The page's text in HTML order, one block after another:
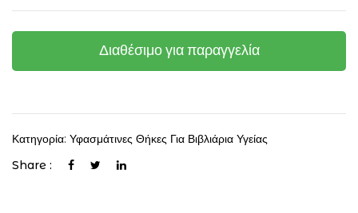
Διαθέσιμο για παραγγελία
Κατηγορία: Υφασμάτινες Θήκες Για Βιβλιάρια Υγείας
Share :